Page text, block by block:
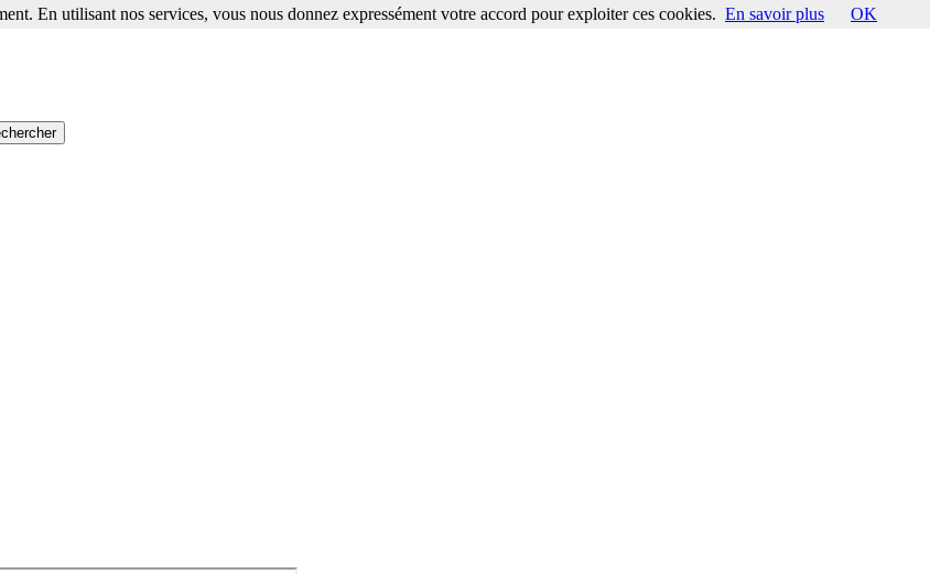
nos services, vous nous donnez expressément votre accord pour exploiter ces cookies.En savoir plus OK
En utilisant nos services, vous nous donnez expressément votre accord pour exploiter ces cookies. En savoir plus OK